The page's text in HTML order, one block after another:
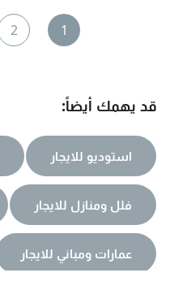
1
2
قد يهمك أيضاً:
استوديو للايجار
فلل ومنازل للايجار
عمارات ومباني للايجار